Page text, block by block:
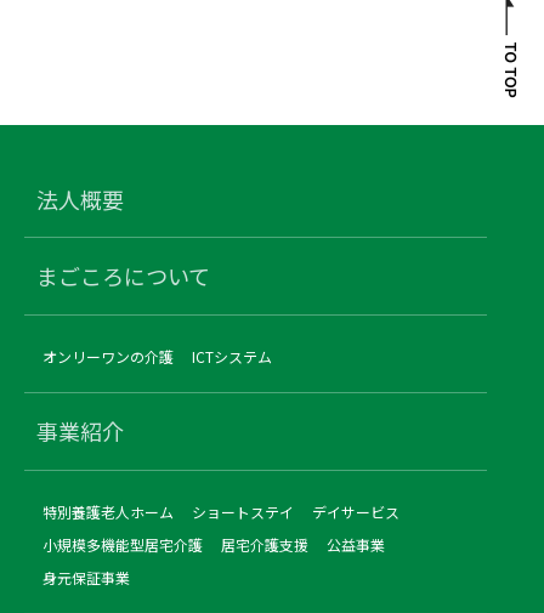
法人概要
まごころについて
オンリーワンの介護 ICTシステム
事業紹介
特別養護老人ホーム ショートステイ
デイサービス
小規模多機能型居宅介護
居宅介護支援
公益事業
身元保証事業